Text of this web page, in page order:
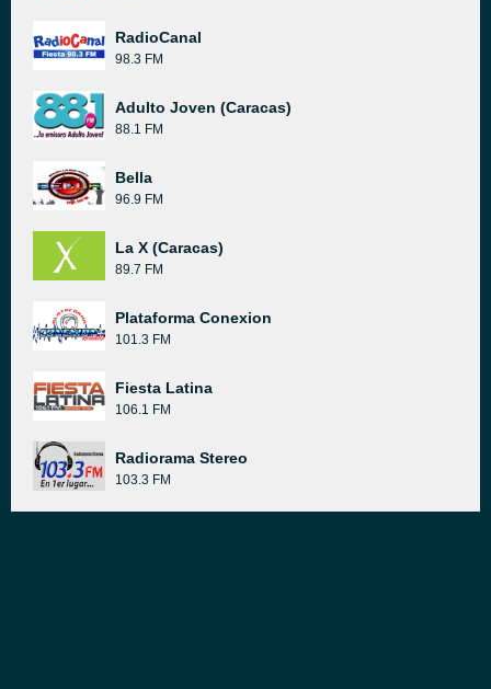
RadioCanal
98.3 FM
Adulto Joven (Caracas)
88.1 FM
Bella
96.9 FM
La X (Caracas)
89.7 FM
Plataforma Conexion
101.3 FM
Fiesta Latina
106.1 FM
Radiorama Stereo
103.3 FM